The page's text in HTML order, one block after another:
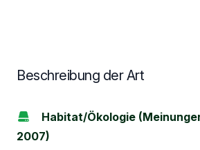
Beschreibung der Art
Habitat/Ökologie
2007)